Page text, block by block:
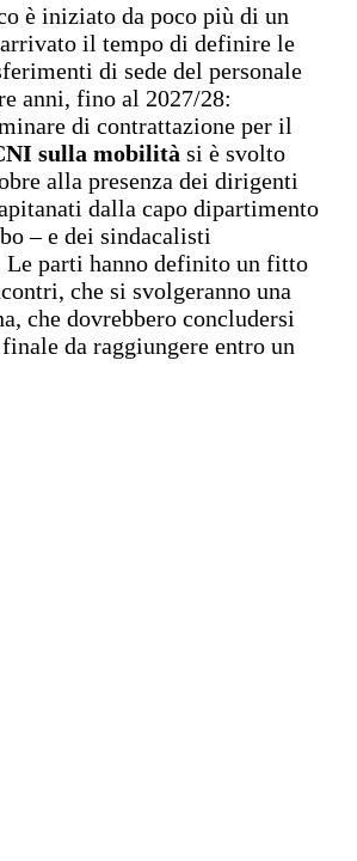
è iniziato da poco più di un
arrivato il tempo di definire le
di sede del personale
anni, fino al 2027/28:
di contrattazione per il
sulla mobilità si è svolto
alla presenza dei dirigenti
dalla capo dipartimento
– e dei sindacalisti
Le parti hanno definito un fitto
che si svolgeranno una
che dovrebbero concludersi
da raggiungere entro un